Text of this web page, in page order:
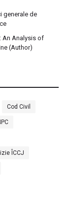
generale de
An Analysis of
(Author)
Cod Civil
ÎCCJ